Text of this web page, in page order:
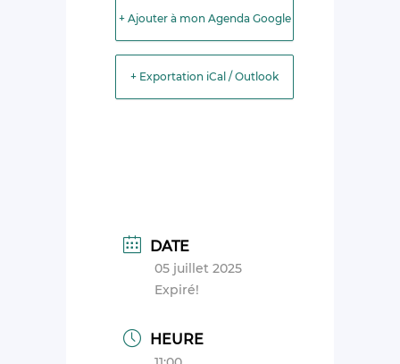
+ Ajouter à mon Agenda Google
+ Exportation iCal / Outlook
DATE
05 juillet 2025
Expiré!
HEURE